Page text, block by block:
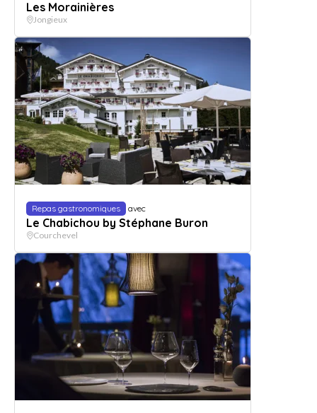
Les Morainières
Jongieux
Repas gastronomiques avec
Le Chabichou by Stéphane Buron
Courchevel